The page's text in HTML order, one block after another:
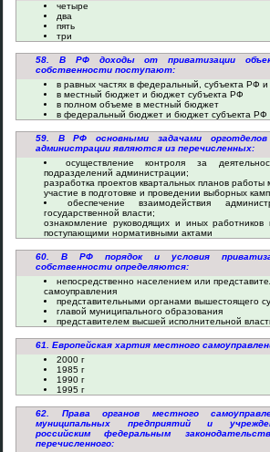
четыре
два
пять
три
58. В РФ доходы от приватизации
собственности поступают:
в равных частях в федеральный, субъекта РФ
в местный бюджет и бюджет субъекта РФ
в полном объеме в местный бюджет
в федеральный бюджет и бюджет субъекта РФ
59. В РФ основными задачами
администрации являются из перечисленных:
осуществление контроля за
подразделений администрации;
разработка проектов квартальных планов
участие в подготовке и проведении выборных
обеспечение взаимодействия
государственной власти;
ознакомление руководящих и иных работников
поступающими нормативными актами
60. В РФ порядок и условия
собственности определяются:
непосредственно населением или
самоуправления
представительными органами вышестоящего
главой муниципального образования
представителем высшей исполнительной
61. Европейская хартия местного
2000 г
1985 г
1990 г
1995 г
62. Права органов местного
муниципальных предприятий и
российским федеральным
перечисленного: